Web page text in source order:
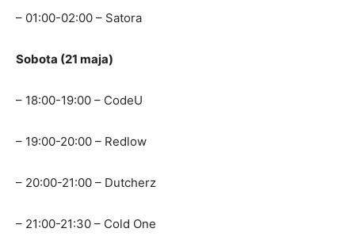
– 01:00-02:00 – Satora
Sobota (21 maja)
– 18:00-19:00 – CodeU
– 19:00-20:00 – Redlow
– 20:00-21:00 – Dutcherz
– 21:00-21:30 – Cold One